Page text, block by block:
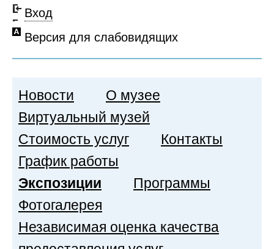
Вход
Версия для слабовидящих
Новости
О музее
Виртуальный музей
Стоимость услуг
Контакты
График работы
Экспозиции
Программы
Фотогалерея
Независимая оценка качества